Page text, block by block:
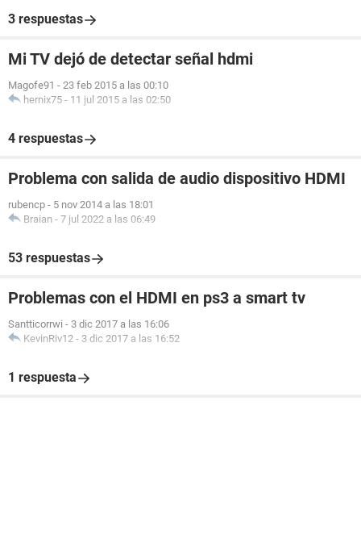
3 respuestas
Mi TV dejó de detectar señal hdmi
Magofe91 - 23 feb 2015 a las 00:10
hernix75 - 11 jul 2015 a las 02:50
4 respuestas
Problema con salida de audio dispositivo HDMI
rubencp - 5 nov 2014 a las 18:01
Braian - 7 jul 2022 a las 06:49
53 respuestas
Problemas con el HDMI en ps3 a smart tv
Santticorrwi - 3 dic 2017 a las 16:06
KevinRiv12 - 3 dic 2017 a las 16:52
1 respuesta